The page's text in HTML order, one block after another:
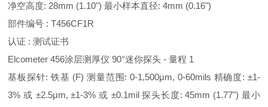
净空高度: 28mm (1.10") 最小样本直径: 4mm (0.16")
部件编号 : T456CF1R
认证 : 测试证书
Elcometer 456涂层测厚仪 90°迷你探头 - 量程 1
基板探针: 铁基 (F) 测量范围: 0-1,500μm, 0-60mils 精确度: ±1-
3% 或 ±2.5μm, ±1-3% 或 ±0.1mil 探头长度: 45mm (1.77") 最小